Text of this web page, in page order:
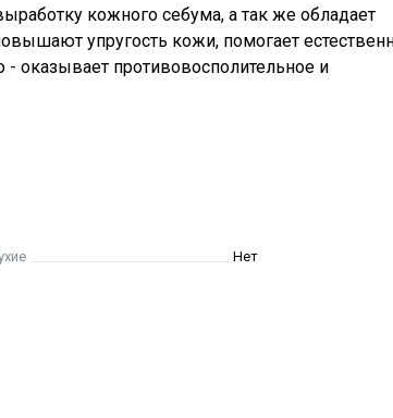
кожного себума, а так же обладает
упругость кожи, помогает
оказывает противовосполительное и
Нет